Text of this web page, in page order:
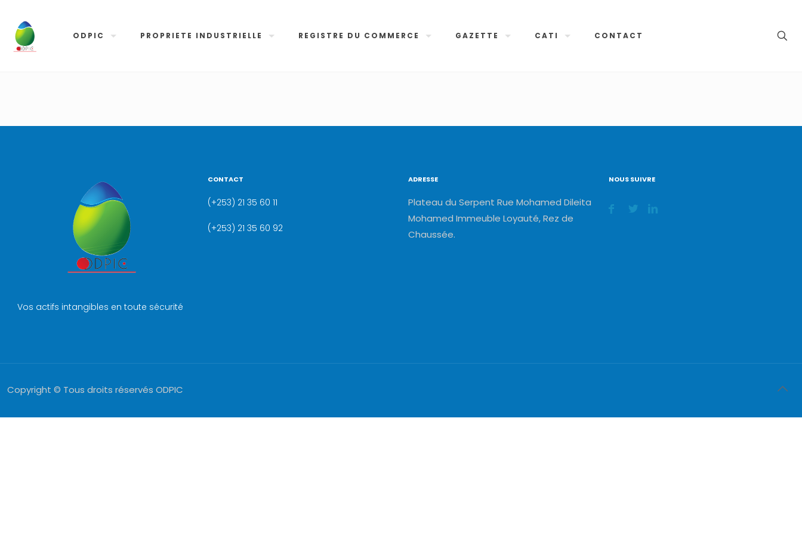
ODPIC PROPRIETE INDUSTRIELLE REGISTRE DU COMMERCE GAZETTE CATI CONTACT
Vos actifs intangibles en toute sécurité
CONTACT
(+253) 21 35 60 11
(+253) 21 35 60 92
ADRESSE
Plateau du Serpent Rue Mohamed Dileita
Mohamed Immeuble Loyauté, Rez de
Chaussée.
NOUS SUIVRE
Copyright © Tous droits réservés ODPIC